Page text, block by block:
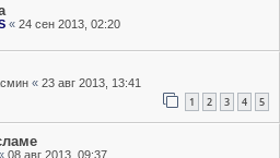
« 24 сен 2013, 02:20
« 23 авг 2013, 13:41
1 2 3 4 5
08 авг 2013, 09:37